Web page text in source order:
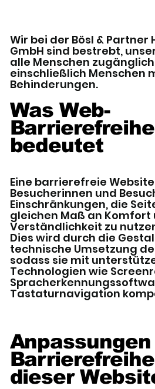
Wir bei der Bösl & Partner
GmbH sind bestrebt,
alle Menschen
einschließlich Menschen
Behinderungen.
Was Web-
bedeutet
Eine barrierefreie
Besucherinnen und
Einschränkungen, die
gleichen Maß an Komfort
Verständlichkeit zu
Dies wird durch die
technische Umsetzung
sodass sie mit
Technologien wie
Tastaturnavigation
dieser